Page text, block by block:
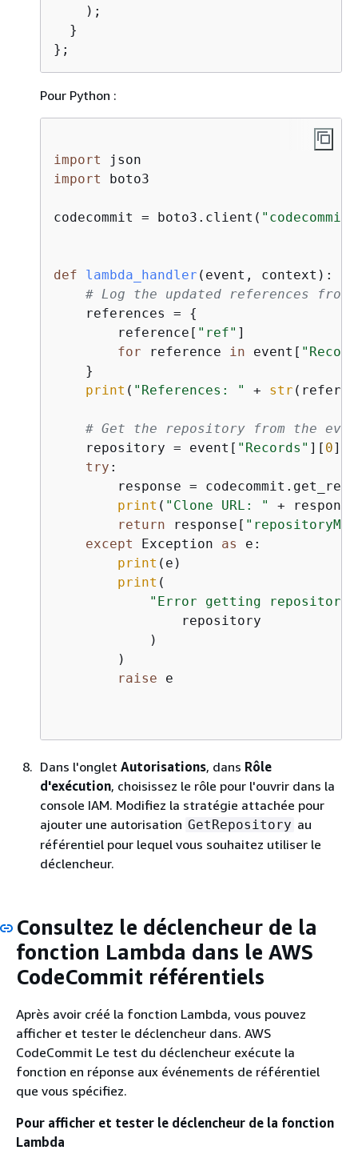
    );
  }
Pour Python :
import
import
boto3
codecommit = boto3.client( "codecommit"
def lambda_handler ( event, context ):
# Log the updated references from
    references =
{
        reference[
"ref" ]
for reference in event[
    }
print ( "References: " + str
# Get the repository from the
    repository = event[
"Records" ][ 0][
try :
response =
print ( "Clone URL: "
+
return response[
except
Exception as
e:
print (e)
print (
"Error getting repository
                repository
            )
        )
raise e
Dans l'onglet Autorisations, dans Rôle
d'exécution, choisissez le rôle pour l'ouvrir dans la
console IAM. Modifiez la stratégie attachée pour
ajouter une autorisation GetRepository au
référentiel pour lequel vous souhaitez utiliser le
déclencheur.
Consultez le déclencheur de la
fonction Lambda dans le AWS
CodeCommit référentiels
Après avoir créé la fonction Lambda, vous pouvez
afficher et tester le déclencheur dans. AWS
CodeCommit Le test du déclencheur exécute la
fonction en réponse aux événements de référentiel
que vous spécifiez.
Pour afficher et tester le déclencheur de la fonction
Lambda